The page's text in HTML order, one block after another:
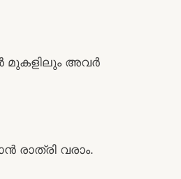
അവർ
രാത്രി വരാം.